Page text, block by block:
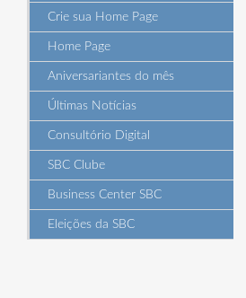
Crie sua Home Page
Home Page
Aniversariantes do mês
Últimas Notícias
Consultório Digital
SBC Clube
Business Center SBC
Eleições da SBC